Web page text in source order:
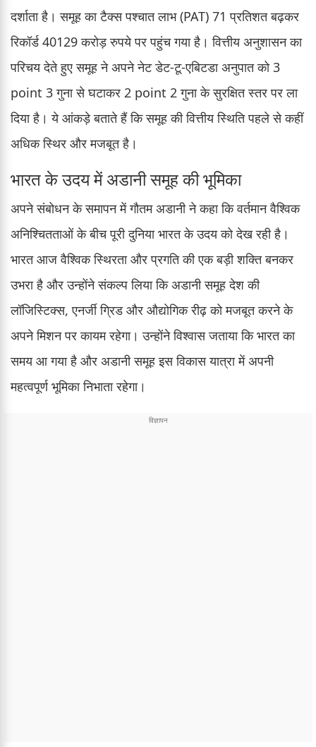
दर्शाता है। समूह का टैक्स पश्चात लाभ (PAT) 71 प्रतिशत बढ़कर
रिकॉर्ड 40129 करोड़ रुपये पर पहुंच गया है। वित्तीय अनुशासन का
परिचय देते हुए समूह ने अपने नेट डेट-टू-एबिटडा अनुपात को 3
point 3 गुना से घटाकर 2 point 2 गुना के सुरक्षित स्तर पर ला
दिया है। ये आंकड़े बताते हैं कि समूह की वित्तीय स्थिति पहले से कहीं
अधिक स्थिर और मजबूत है।
भारत के उदय में अडानी समूह की भूमिका
अपने संबोधन के समापन में गौतम अडानी ने कहा कि वर्तमान वैश्विक
अनिश्चितताओं के बीच पूरी दुनिया भारत के उदय को देख रही है।
भारत आज वैश्विक स्थिरता और प्रगति की एक बड़ी शक्ति बनकर
उभरा है और उन्होंने संकल्प लिया कि अडानी समूह देश की
लॉजिस्टिक्स, एनर्जी ग्रिड और औद्योगिक रीढ़ को मजबूत करने के
अपने मिशन पर कायम रहेगा। उन्होंने विश्वास जताया कि भारत का
समय आ गया है और अडानी समूह इस विकास यात्रा में अपनी
महत्वपूर्ण भूमिका निभाता रहेगा।